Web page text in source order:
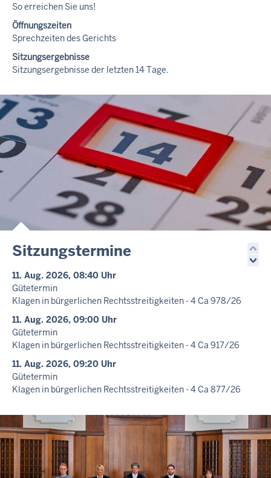
So erreichen Sie uns!
Öffnungszeiten
Sprechzeiten des Gerichts
Sitzungsergebnisse
Sitzungsergebnisse der letzten 14 Tage.
Sitzungstermine
11. Aug. 2026, 08:40 Uhr
Gütetermin
Klagen in bürgerlichen Rechtsstreitigkeiten - 4 Ca 978/26
11. Aug. 2026, 09:00 Uhr
Gütetermin
Klagen in bürgerlichen Rechtsstreitigkeiten - 4 Ca 917/26
11. Aug. 2026, 09:20 Uhr
Gütetermin
Klagen in bürgerlichen Rechtsstreitigkeiten - 4 Ca 877/26
Gütetermin
Klagen in bürgerlichen Rechtsstreitigkeiten - 4 Ca 977/26
11. Aug. 2026, 10:00 Uhr
Gütetermin